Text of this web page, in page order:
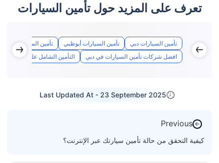
تعرف على المزيد حول تأمين السيارات
تأمين السيارات دبي تأمين السيارات أبوظبي
تأمين السيارات
افضل شركات تأمين السيارات في دبي
التأمين الشامل على السيارات
Last Updated At - 23 September 2025
←
Previous
كيفية التحقق من حالة تأمين سيارتك عبر الإنترنت؟